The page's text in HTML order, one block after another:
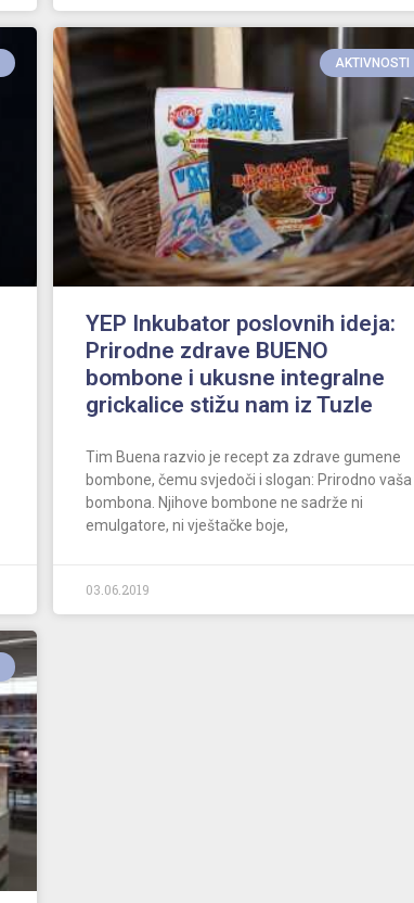
AKTIVNOSTI
YEP Inkubator poslovnih ideja:
Prirodne zdrave BUENO
bombone i ukusne integralne
grickalice stižu nam iz Tuzle
Tim Buena razvio je recept za zdrave gumene
bombone, čemu svjedoči i slogan: Prirodno vaša
bombona. Njihove bombone ne sadrže ni
emulgatore, ni vještačke boje,
03.06.2019